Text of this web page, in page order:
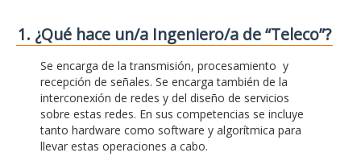
1. ¿Qué hace un/a Ingeniero/a de “Teleco”?
Se encarga de la transmisión, procesamiento y
recepción de señales. Se encarga también de la
interconexión de redes y del diseño de servicios
sobre estas redes. En sus competencias se incluye
tanto hardware como software y algorítmica para
llevar estas operaciones a cabo.